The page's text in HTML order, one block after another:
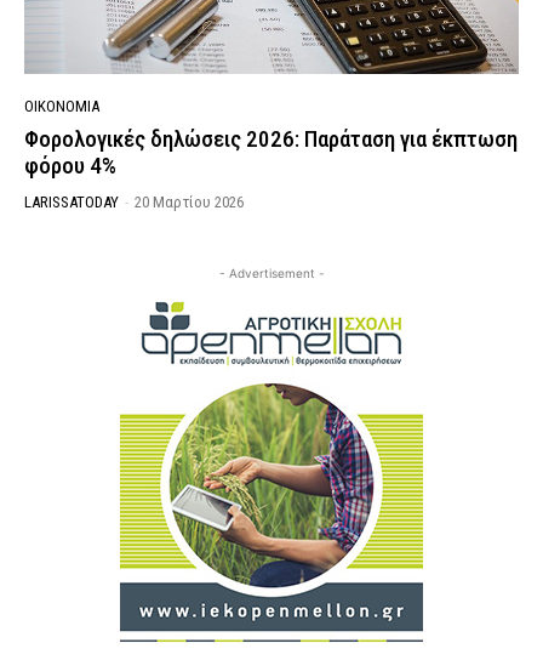
ΟΙΚΟΝΟΜΙΑ
Φορολογικές δηλώσεις 2026: Παράταση για έκπτωση
φόρου 4%
LARISSATODAY - 20 Μαρτίου 2026
- Advertisement -